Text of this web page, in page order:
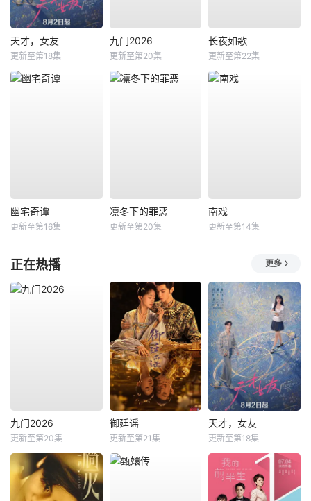
天才，女友
更新至第18集
九门2026
更新至第20集
长夜如歌
更新至第22集
幽宅奇谭
更新至第16集
凛冬下的罪恶
更新至第20集
南戏
更新至第14集
正在热播 更多
九门2026
更新至第20集
御廷谣
更新至第21集
天才，女友
更新至第18集